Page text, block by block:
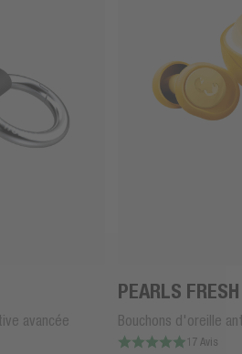
avancée
PEARLS FRESH
Bouchons d'oreille
17 Avis